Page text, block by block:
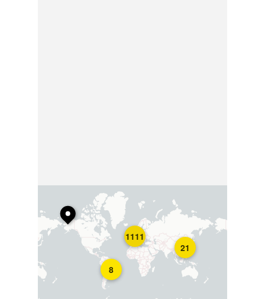
8
21
1111